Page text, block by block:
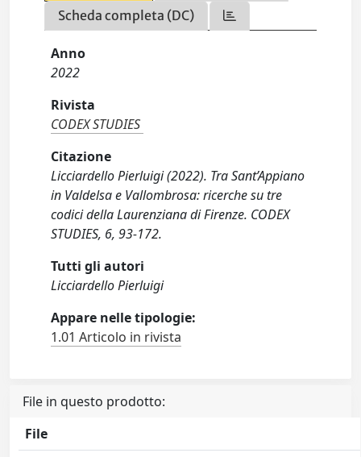
Scheda completa (DC)
Anno
2022
Rivista
CODEX STUDIES
Citazione
Licciardello Pierluigi (2022). Tra Sant’Appiano
in Valdelsa e Vallombrosa: ricerche su tre
codici della Laurenziana di Firenze. CODEX
STUDIES, 6, 93-172.
Tutti gli autori
Licciardello Pierluigi
Appare nelle tipologie:
1.01 Articolo in rivista
File in questo prodotto:
File